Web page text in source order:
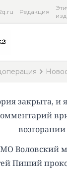
Редакция
закрыта, и
возгорании
МО Воловский
Пиший